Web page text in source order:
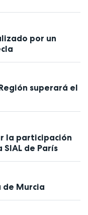
por un
superará el
la participación
de París
de Murcia